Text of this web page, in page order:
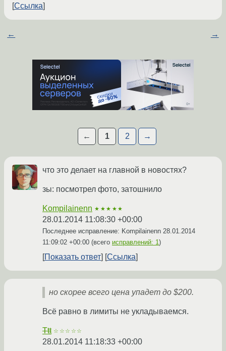
Ссылка
← →
← 1 2 →
что это делает на главной в новостях?
зы: посмотрел фото, затошнило
Kompilainenn ★★★★★
28.01.2014 11:08:30 +00:00
Последнее исправление: Kompilainenn 28.01.2014
11:09:02 +00:00 (всего исправлений: 1)
Показать ответ Ссылка
но скорее всего цена упадет до $200.
Всё равно в лимиты не укладываемся.
Ttt ☆☆☆☆☆
28.01.2014 11:18:33 +00:00